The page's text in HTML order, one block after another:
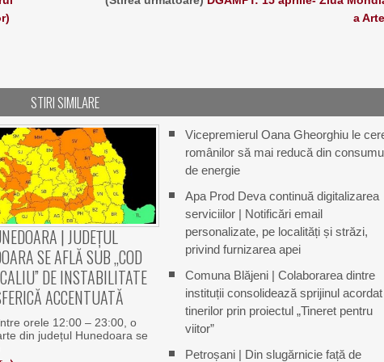
a
STIRI SIMILARE
| JUDEȚUL
SE AFLĂ SUB „COD
DE INSTABILITATE
ACCENTUATĂ
orele 12:00 – 23:00, o
din județul Hunedoara se
Vicepremierul Oana Gheorghiu le
românilor să mai reducă din
de energie
Apa Prod Deva continuă digitalizarea
serviciilor | Notificări email
personalizate, pe localități și străzi,
privind furnizarea apei
Comuna Blăjeni | Colaborarea dintre
instituții consolidează sprijinul acordat
tinerilor prin proiectul „Tineret pentru
viitor”
Petroșani | Din slugărnicie față de